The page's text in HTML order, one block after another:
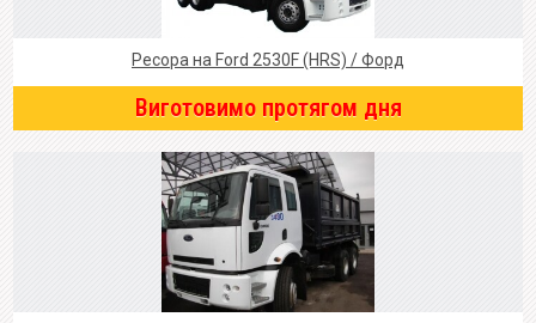
Ресора на Ford 2530F (HRS) / Форд
Виготовимо протягом дня